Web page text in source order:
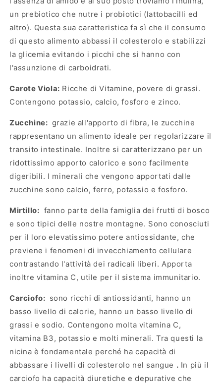
un prebiotico che nutre i probiotici (lattobacilli ed
altro). Questa sua caratteristica fa sì che il consumo
di questo alimento abbassi il colesterolo e stabilizzi
la glicemia evitando i picchi che si hanno con
l'assunzione di carboidrati.
Carote Viola: Ricche di Vitamine, povere di grassi.
Contengono potassio, calcio, fosforo e zinco.
Zucchine: grazie all'apporto di fibra, le zucchine
rappresentano un alimento ideale per regolarizzare il
transito intestinale. Inoltre si caratterizzano per un
ridottissimo apporto calorico e sono facilmente
digeribili. I minerali che vengono apportati dalle
zucchine sono calcio, ferro, potassio e fosforo.
Mirtillo: fanno parte della famiglia dei frutti di bosco
e sono tipici delle nostre montagne. Sono conosciuti
per il loro elevatissimo potere antiossidante, che
previene i fenomeni di invecchiamento cellulare
contrastando l'attività dei radicali liberi. Apporta
inoltre vitamina C, utile per il sistema immunitario.
Carciofo: sono ricchi di antiossidanti, hanno un
basso livello di calorie, hanno un basso livello di
grassi e sodio. Contengono molta vitamina C,
vitamina B3, potassio e molti minerali.Tra questi la
nicina è fondamentale perché ha capacità di
abbassare i livelli di colesterolo nel sangue . In più il
carciofo ha capacità diuretiche e depurative che